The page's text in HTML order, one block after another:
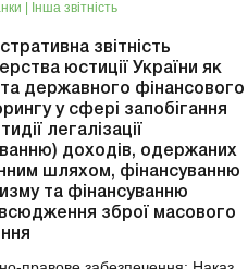
Інша звітність
звітність
юстиції України як
державного фінансового
у сфері запобігання
легалізації
доходів, одержаних
шляхом, фінансуванню
та фінансуванню
зброї масового